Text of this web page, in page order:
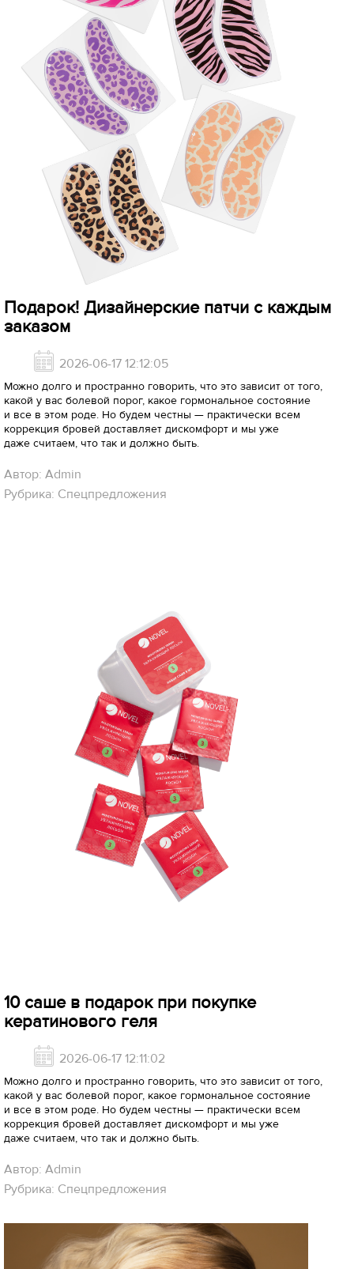
Подарок! Дизайнерские патчи с каждым
заказом
2026-06-17 12:12:05
Можно долго и пространно говорить, что это зависит от того,
какой у вас болевой порог, какое гормональное состояние
и все в этом роде. Но будем честны — практически всем
коррекция бровей доставляет дискомфорт и мы уже
даже считаем, что так и должно быть.
Автор: Admin
Рубрика: Спецпредложения
10 саше в подарок при покупке
кератинового геля
2026-06-17 12:11:02
Можно долго и пространно говорить, что это зависит от того,
какой у вас болевой порог, какое гормональное состояние
и все в этом роде. Но будем честны — практически всем
коррекция бровей доставляет дискомфорт и мы уже
даже считаем, что так и должно быть.
Автор: Admin
Рубрика: Спецпредложения